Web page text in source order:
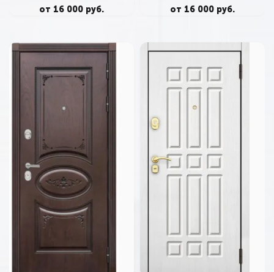
от 16 000 руб. от 16 000 руб.